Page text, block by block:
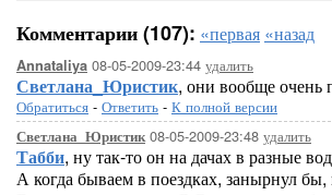
Комментарии (107): «первая «назад
Annataliya 08-05-2009-23:44 удалить
Светлана_Юристик, они вообще очень
Обратиться - Ответить - К полной версии
Светлана_Юристик08-05-2009-23:48 удалить
Табби, ну так-то он на дачах в разные
А когда бываем в поездках, занырнул